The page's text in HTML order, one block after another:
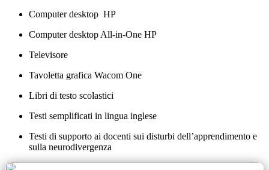
Computer desktop HP
Computer desktop All-in-One HP
Televisore
Tavoletta grafica Wacom One
Libri di testo scolastici
Testi semplificati in lingua inglese
Testi di supporto ai docenti sui disturbi dell’apprendimento e
sulla neurodivergenza